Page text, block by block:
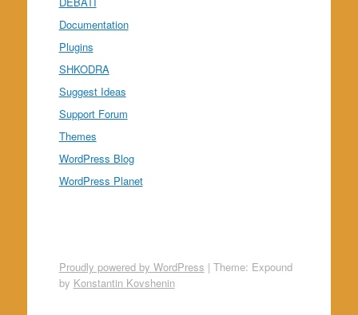
Documentation
Plugins
SHKODRA
Suggest Ideas
Support Forum
Themes
WordPress Blog
WordPress Planet
Proudly powered by WordPress | Theme: Expound
by Konstantin Kovshenin